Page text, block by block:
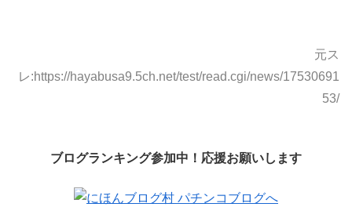
元ス
レ:https://hayabusa9.5ch.net/test/read.cgi/news/17530691
53/
ブログランキング参加中！応援お願いします